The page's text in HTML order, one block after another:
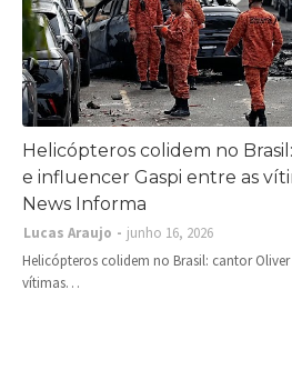
Helicópteros colidem no
e influencer Gaspi entre as
News Informa
Lucas Araujo
junho 16, 2026
Helicópteros colidem no Brasil: cantor Oliver
vítimas…